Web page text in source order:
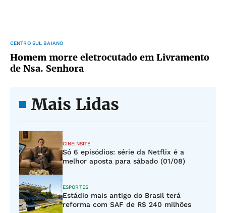
CENTRO SUL BAIANO
Homem morre eletrocutado em Livramento
de Nsa. Senhora
Mais Lidas
CINEINSITE
Só 6 episódios: série da Netflix é a
melhor aposta para sábado (01/08)
ESPORTES
Estádio mais antigo do Brasil terá
reforma com SAF de R$ 240 milhões